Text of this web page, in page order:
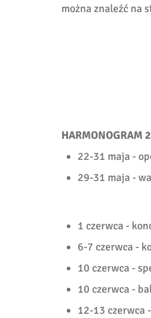
można znaleźć na
HARMONOGRAM
22-31 maja -
29-31 maja -
1 czerwca -
6-7 czerwca -
10 czerwca -
10 czerwca -
12-13 czerwca